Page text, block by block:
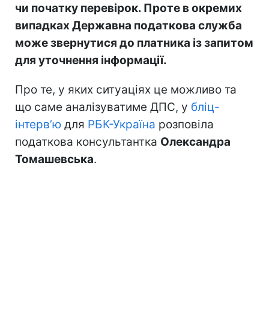
чи початку перевірок. Проте в окремих
випадках Державна податкова служба
може звернутися до платника із запитом
для уточнення інформації.
Про те, у яких ситуаціях це можливо та
що саме аналізуватиме ДПС, у бліц-
інтерв’ю для РБК-Україна розповіла
податкова консультантка Олександра
Томашевська.